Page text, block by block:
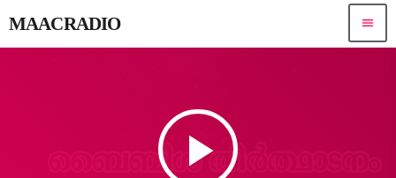
MAACRADIO menu
play_arrow